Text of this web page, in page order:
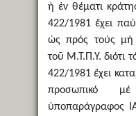
ἡ ἐν θέματι
422/1981 ἔχει
ὡς πρός τούς μή
τοῦ Μ.Τ.Π.Υ. διότι
422/1981 ἔχει
προσωπικό
ὑποπαράγραφος